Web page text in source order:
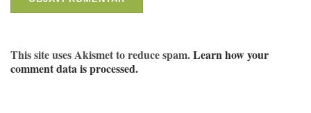
This site uses Akismet to reduce spam.Learn how your
comment data is processed.